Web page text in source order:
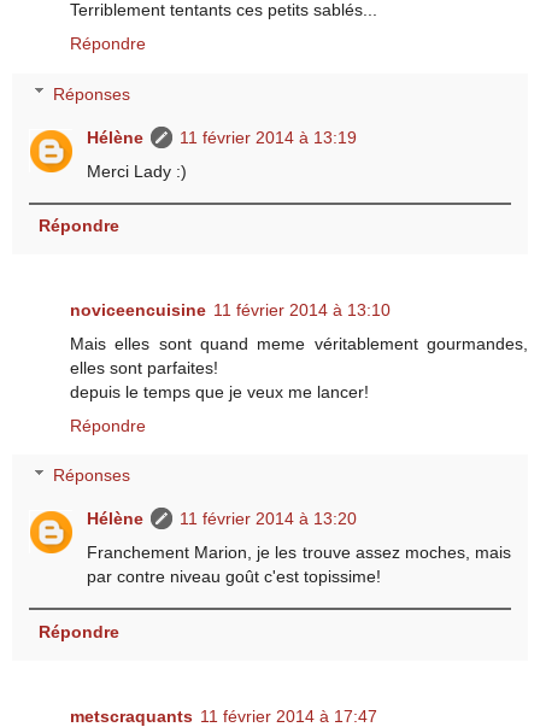
Terriblement tentants ces petits sablés...
Répondre
Réponses
Hélène
11 février 2014 à 13:19
Merci Lady :)
Répondre
noviceencuisine 11 février 2014 à 13:10
Mais elles sont quand meme véritablement gourmandes,
elles sont parfaites!
depuis le temps que je veux me lancer!
Répondre
Réponses
Hélène
11 février 2014 à 13:20
Franchement Marion, je les trouve assez moches, mais
par contre niveau goût c'est topissime!
Répondre
metscraquants 11 février 2014 à 17:47